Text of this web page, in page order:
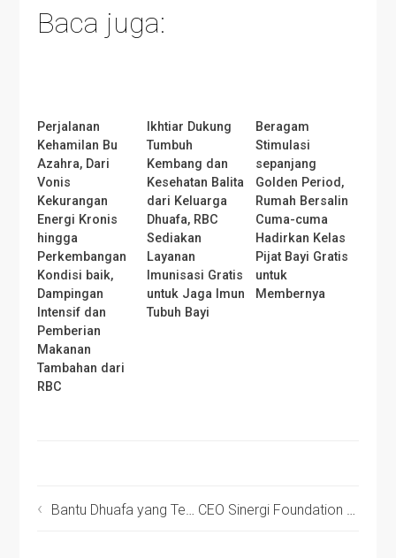
Baca juga:
Perjalanan
Kehamilan Bu
Azahra, Dari
Vonis
Kekurangan
Energi Kronis
hingga
Perkembangan
Kondisi baik,
Dampingan
Intensif dan
Pemberian
Makanan
Tambahan dari
RBC
Ikhtiar Dukung
Tumbuh
Kembang dan
Kesehatan Balita
dari Keluarga
Dhuafa, RBC
Sediakan
Layanan
Imunisasi Gratis
untuk Jaga Imun
Tubuh Bayi
Beragam
Stimulasi
sepanjang
Golden Period,
Rumah Bersalin
Cuma-cuma
Hadirkan Kelas
Pijat Bayi Gratis
untuk
Membernya
Bantu Dhuafa yang Terdampak Kenaikan Bahan Pokok, Sinergi Foundation Salurkan Sembako CEO Sinergi Foundation Ucapkan Selamat Hari Pers Nasional